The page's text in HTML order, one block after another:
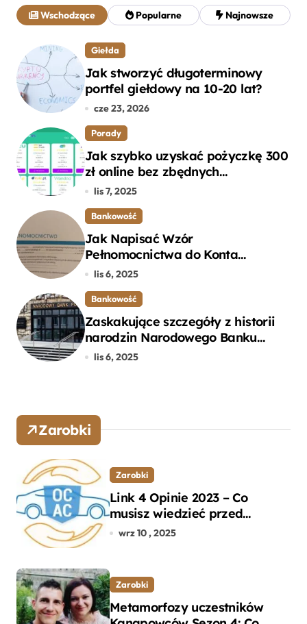
j
:
Wschodzące Popularne Najnowsze
Giełda
Jak stworzyć długoterminowy
portfel giełdowy na 10-20 lat?
cze 23, 2026
Porady
Jak szybko uzyskać pożyczkę 300
zł online bez zbędnych
formalności?
lis 7, 2025
Bankowość
Jak Napisać Wzór
Pełnomocnictwa do Konta
Bankowego – Praktyczny
lis 6, 2025
Bankowość
Zaskakujące szczegóły z historii
narodzin Narodowego Banku
Polskiego, o których mogłeś nie
lis 6, 2025
Zarobki
Zarobki
Link 4 Opinie 2023 – Co
musisz wiedzieć przed
wyborem ubezpieczenia OC i
wrz 10 , 2025
Zarobki
Metamorfozy uczestników